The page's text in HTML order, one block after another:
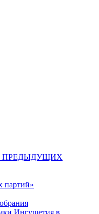
ПРЕДЫДУЩИХ
партий»
Ингушетия в